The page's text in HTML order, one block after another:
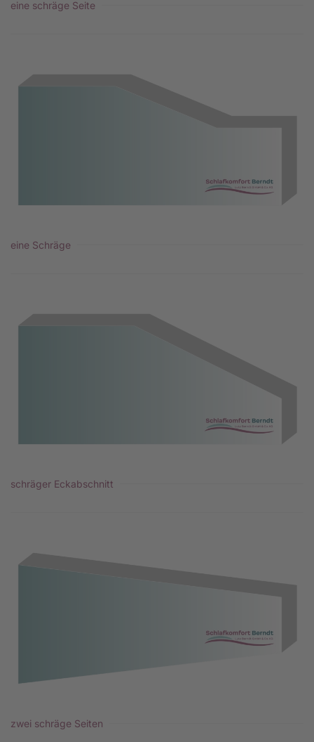
eine schräge Seite
eine Schräge
schräger Eckabschnitt
zwei schräge Seiten